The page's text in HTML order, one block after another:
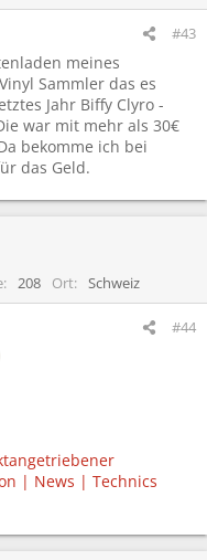
#43
meines
Sammler das es
Jahr Biffy Clyro -
war mit mehr als 30€
bekomme ich bei
das Geld.
208 Ort Schweiz
#44
| News | Technics